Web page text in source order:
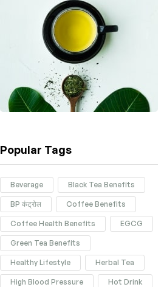
Popular Tags
Beverage Black Tea Benefits
BP कंट्रोल Coffee Benefits
Coffee Health Benefits EGCG
Green Tea Benefits
Healthy Lifestyle Herbal Tea
High Blood Pressure Hot Drink